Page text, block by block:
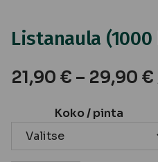
Listanaula
21,90 € – 29,90 €
Koko / pinta